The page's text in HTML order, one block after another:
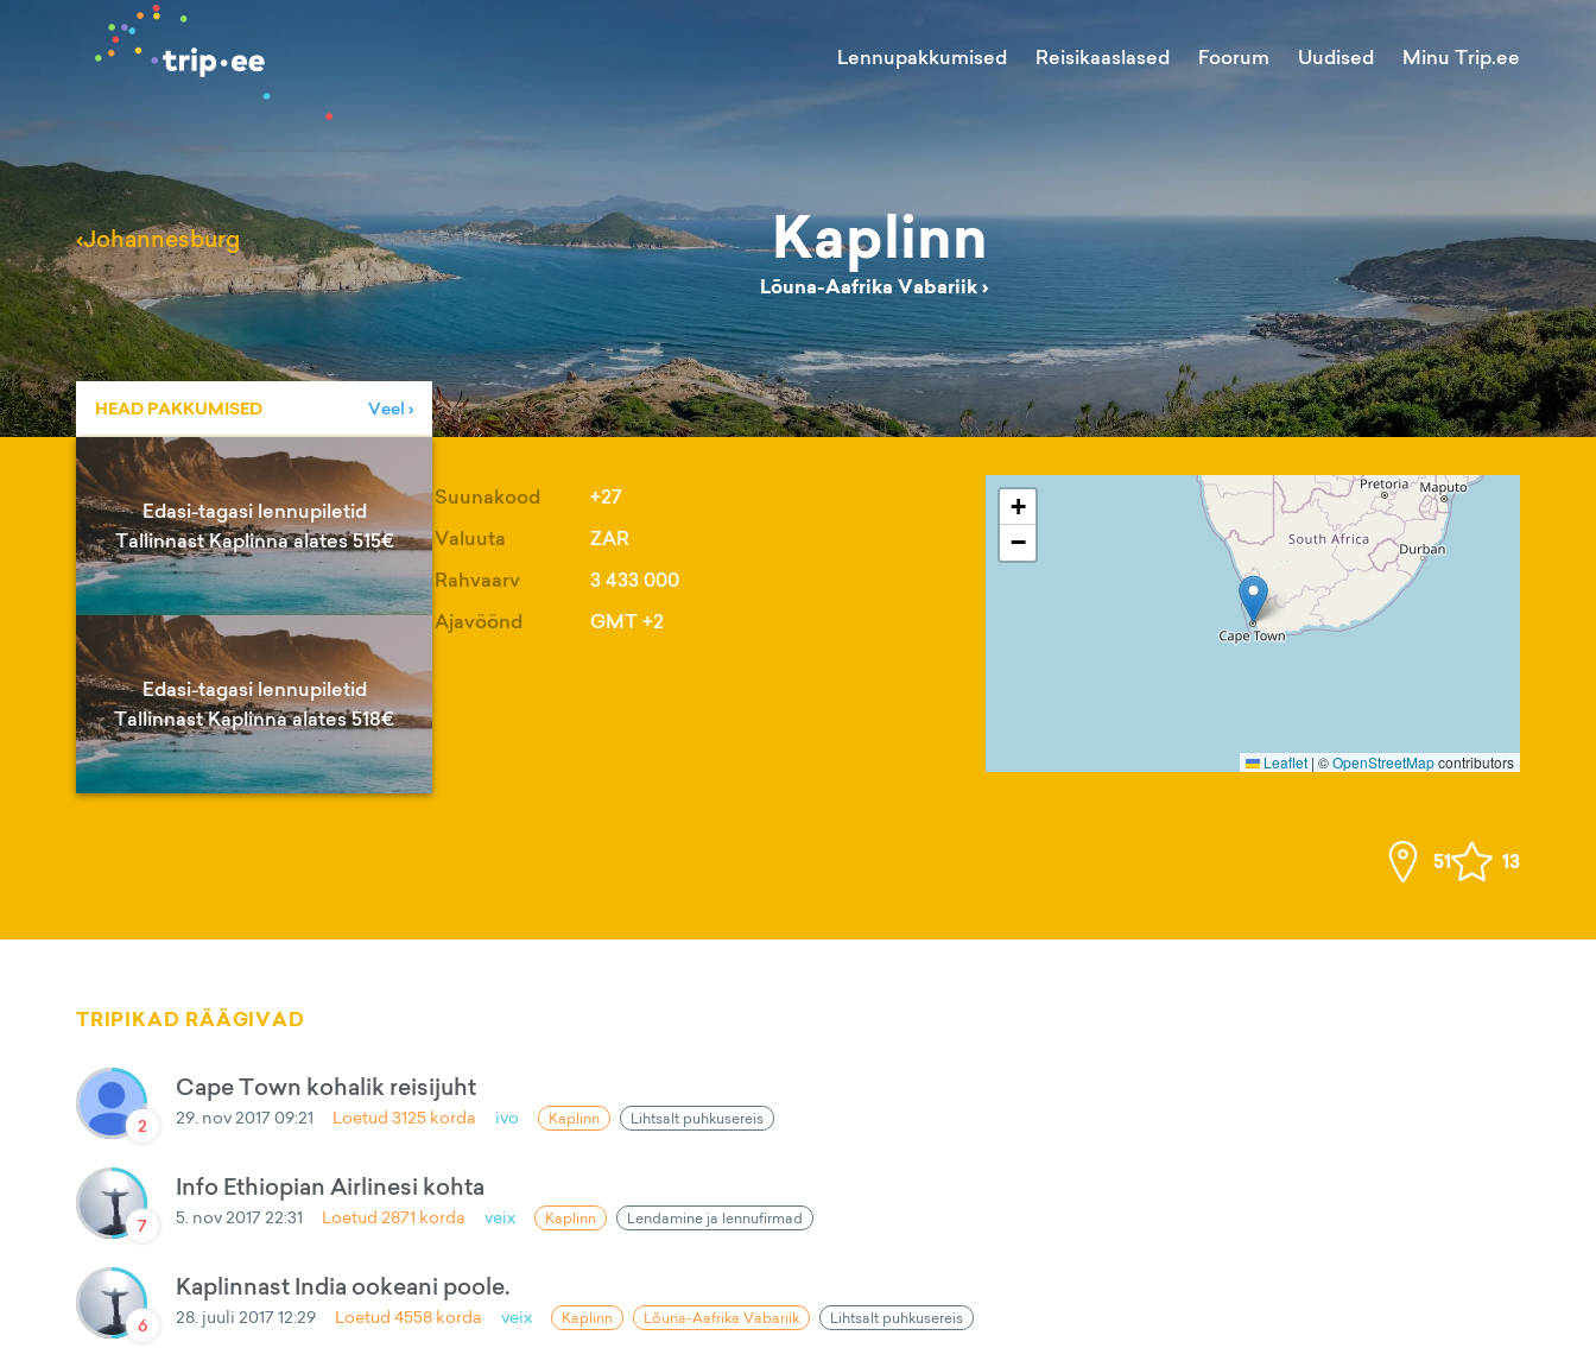
Lennupakkumised Reisikaaslased Foorum Uudised Minu Trip.ee
‹Johannesburg Kaplinn
Lõuna-Aafrika Vabariik›
HEAD PAKKUMISED Veel ›
Edasi-tagasi lennupiletid
Tallinnast Kaplinna alates 515€
Edasi-tagasi lennupiletid
Tallinnast Kaplinna alates 518€
Suunakood
+27
Valuuta
ZAR
Rahvaarv
3 433 000
Ajavöönd
GMT +2
+
−
Leaflet | ©OpenStreetMapcontributors
51 13
TRIPIKAD RÄÄGIVAD
2
Cape Town kohalik reisijuht
29. nov 2017 09:21 Loetud 3125 korda ivo Kaplinn Lihtsalt puhkusereis
7
Info Ethiopian Airlinesi kohta
5. nov 2017 22:31 Loetud 2871 korda veix Kaplinn Lendamine ja lennufirmad
6
Kaplinnast India ookeani poole.
28. juuli 2017 12:29 Loetud 4558 korda veix Kaplinn Lõuna-Aafrika Vabariik Lihtsalt puhkusereis